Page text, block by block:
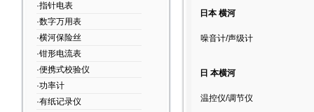
·指针电表
·数字万用表
·横河保险丝
·钳形电流表
·便携式校验仪
·功率计
·有纸记录仪
日本 横河
噪音计/声级计
日 本横河
温控仪/调节仪